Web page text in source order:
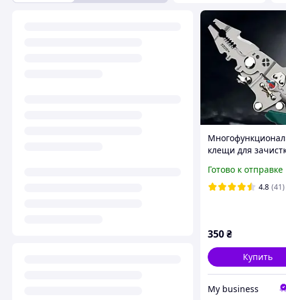
клещи для
Обжимные клещи /
Клещи для снятия
Готово к отправке
4.8 (41)
350₴
Купить
My business